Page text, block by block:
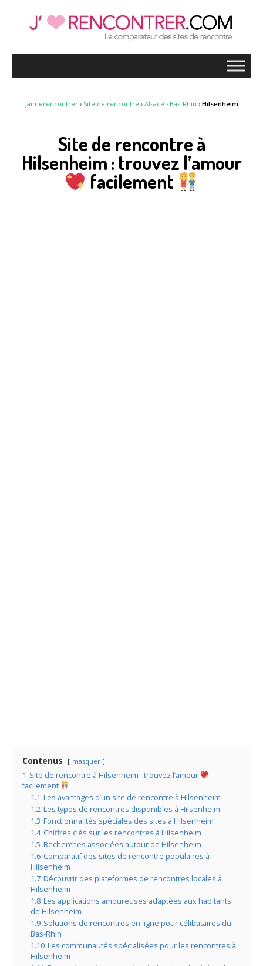
Jaimerencontrer› Site de rencontre › Alsace › Bas-Rhin › Hilsenheim
Site de rencontre à
Hilsenheim : trouvez l’amour
facilement
Contenus masquer
1 Site de rencontre à Hilsenheim : trouvez l’amour
facilement
1.1 Les avantages d’un site de rencontre à Hilsenheim
1.2 Les types de rencontres disponibles à Hilsenheim
1.3 Fonctionnalités spéciales des sites à Hilsenheim
1.4 Chiffres clés sur les rencontres à Hilsenheim
1.5 Recherches associées autour de Hilsenheim
1.6 Comparatif des sites de rencontre populaires à
Hilsenheim
1.7 Découvrir des plateformes de rencontres locales à
Hilsenheim
1.8 Les applications amoureuses adaptées aux habitants
de Hilsenheim
1.9 Solutions de rencontres en ligne pour célibataires du
Bas-Rhin
1.10 Les communautés spécialisées pour les rencontres à
Hilsenheim